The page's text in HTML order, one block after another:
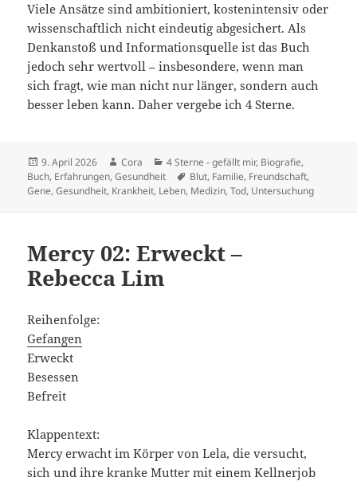
Viele Ansätze sind ambitioniert, kostenintensiv oder
wissenschaftlich nicht eindeutig abgesichert. Als
Denkanstoß und Informationsquelle ist das Buch
jedoch sehr wertvoll – insbesondere, wenn man
sich fragt, wie man nicht nur länger, sondern auch
besser leben kann. Daher vergebe ich 4 Sterne.
Veröffentlicht
am
9. April 2026 Autor
Cora Kategorien
4 Sterne - gefällt mir, Biografie,
Buch, Erfahrungen,Gesundheit Schlagwörter
Blut, Familie, Freundschaft,
Gene,Gesundheit, Krankheit, Leben, Medizin,Tod, Untersuchung
Mercy 02: Erweckt –
Rebecca Lim
Reihenfolge:
Gefangen
Erweckt
Besessen
Befreit
Klappentext:
Mercy erwacht im Körper von Lela, die versucht,
sich und ihre kranke Mutter mit einem Kellnerjob